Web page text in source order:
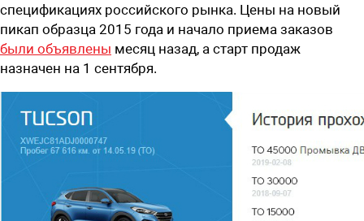
спецификациях российского рынка. Цены на новый
пикап образца 2015 года и начало приема заказов
были объявлены месяц назад, а старт продаж
назначен на 1 сентября.